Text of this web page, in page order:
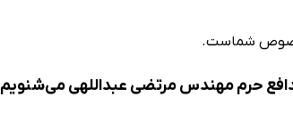
مخصوص شماست.
حرم مهندس مرتضی عبداللهی می‌شنویم